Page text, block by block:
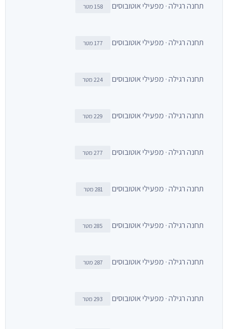
תחנה רגילה · מפעילי אוטובוסים 158 מטר
תחנה רגילה · מפעילי אוטובוסים 177 מטר
תחנה רגילה · מפעילי אוטובוסים 224 מטר
תחנה רגילה · מפעילי אוטובוסים 229 מטר
תחנה רגילה · מפעילי אוטובוסים 277 מטר
תחנה רגילה · מפעילי אוטובוסים 281 מטר
תחנה רגילה · מפעילי אוטובוסים 285 מטר
תחנה רגילה · מפעילי אוטובוסים 287 מטר
תחנה רגילה · מפעילי אוטובוסים 293 מטר